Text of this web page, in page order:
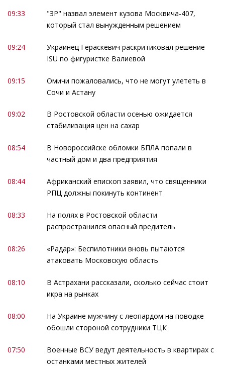
09:33
"ЗР" назвал элемент кузова Москвича-407,
который стал вынужденным решением
09:24
Украинец Гераскевич раскритиковал решение
ISU по фигуристке Валиевой
09:15
Омичи пожаловались, что не могут улететь в
Сочи и Астану
09:02
В Ростовской области осенью ожидается
стабилизация цен на сахар
08:54
В Новороссийске обломки БПЛА попали в
частный дом и два предприятия
08:44
Африканский епископ заявил, что священники
РПЦ должны покинуть континент
08:33
На полях в Ростовской области
распространился опасный вредитель
08:26
«Радар»: Беспилотники вновь пытаются
атаковать Московскую область
08:10
В Астрахани рассказали, сколько сейчас стоит
икра на рынках
08:00
На Украине мужчину с леопардом на поводке
обошли стороной сотрудники ТЦК
07:50
Военные ВСУ ведут деятельность в квартирах с
останками местных жителей